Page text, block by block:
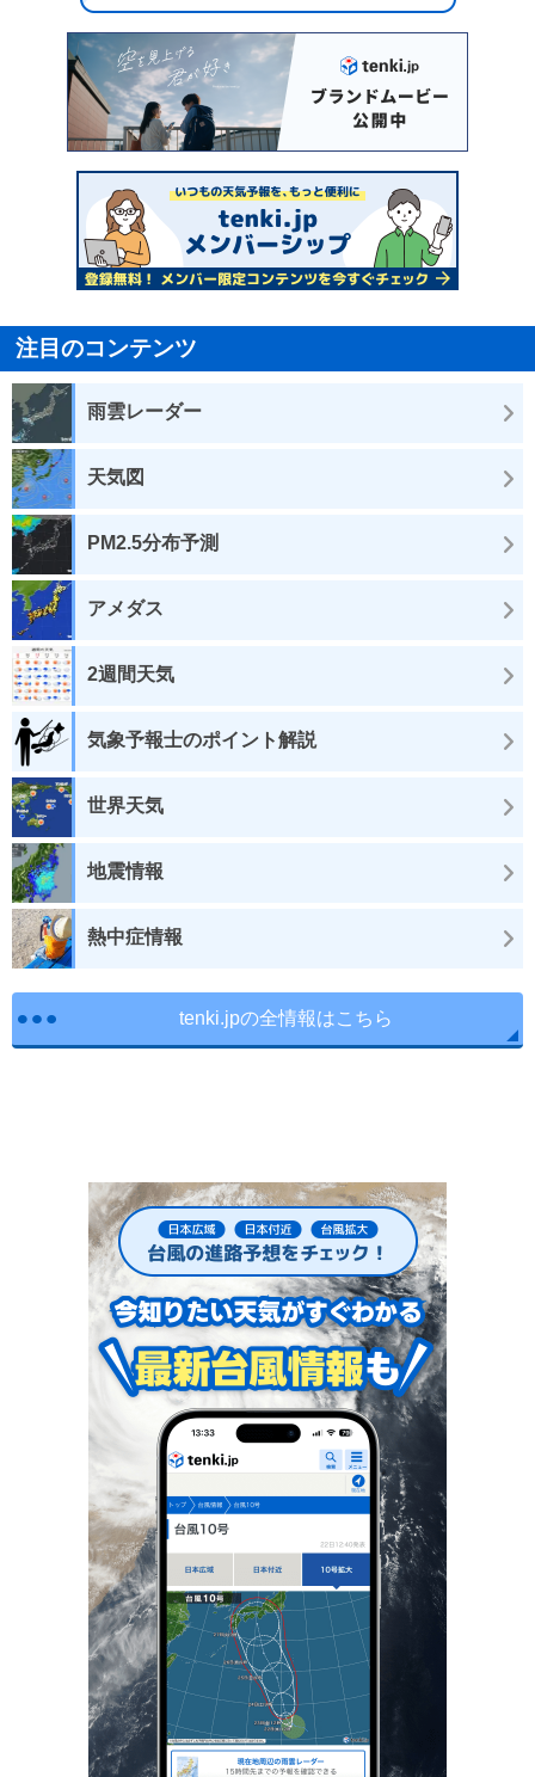
注目のコンテンツ
雨雲レーダー
天気図
PM2.5分布予測
アメダス
2週間天気
気象予報士のポイント解説
世界天気
地震情報
熱中症情報
tenki.jpの全情報はこちら